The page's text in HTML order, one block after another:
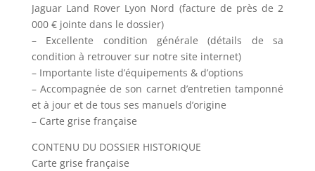
Jaguar Land Rover Lyon Nord (facture de près de 2
000 € jointe dans le dossier)
– Excellente condition générale (détails de sa
condition à retrouver sur notre site internet)
– Importante liste d’équipements & d’options
– Accompagnée de son carnet d’entretien tamponné
et à jour et de tous ses manuels d’origine
– Carte grise française
CONTENU DU DOSSIER HISTORIQUE
Carte grise française